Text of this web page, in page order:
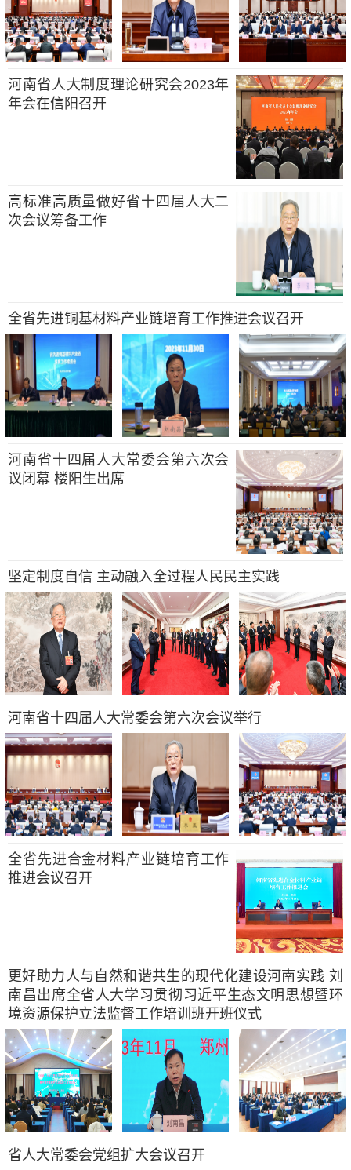
河南省人大制度理论研究会2023年
年会在信阳召开
高标准高质量做好省十四届人大二
次会议筹备工作
全省先进铜基材料产业链培育工作推进会议召开
河南省十四届人大常委会第六次会
议闭幕 楼阳生出席
坚定制度自信 主动融入全过程人民民主实践
河南省十四届人大常委会第六次会议举行
全省先进合金材料产业链培育工作
推进会议召开
更好助力人与自然和谐共生的现代化建设河南实践 刘
南昌出席全省人大学习贯彻习近平生态文明思想暨环
境资源保护立法监督工作培训班开班仪式
省人大常委会党组扩大会议召开